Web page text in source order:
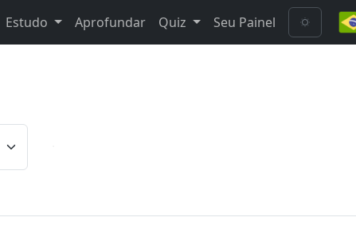
Estudo Aprofundar Quiz Seu Painel